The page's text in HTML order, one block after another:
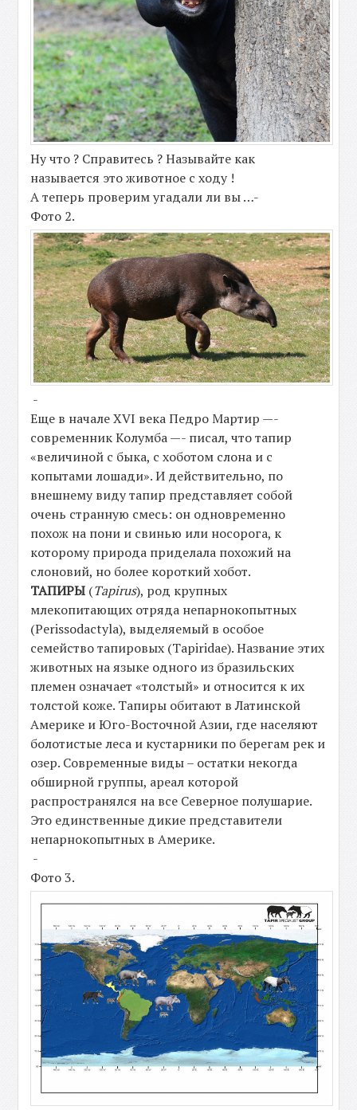
Ну что ? Справитесь ? Называйте как
называется это животное с ходу !
А теперь проверим угадали ли вы …-
Фото 2.
-
Еще в начале XVI века Педро Мартир —-
современник Колумба —- писал, что тапир
«величиной с быка, с хоботом слона и с
копытами лошади». И действительно, по
внешнему виду тапир представляет собой
очень странную смесь: он одновременно
похож на пони и свинью или носорога, к
которому природа приделала похожий на
слоновий, но более короткий хобот.
ТАПИРЫ (Tapirus), род крупных
млекопитающих отряда непарнокопытных
(Perissodactyla), выделяемый в особое
семейство тапировых (Tapiridae). Название этих
животных на языке одного из бразильских
племен означает «толстый» и относится к их
толстой коже. Тапиры обитают в Латинской
Америке и Юго-Восточной Азии, где населяют
болотистые леса и кустарники по берегам рек и
озер. Современные виды – остатки некогда
обширной группы, ареал которой
распространялся на все Северное полушарие.
Это единственные дикие представители
непарнокопытных в Америке.
-
Фото 3.